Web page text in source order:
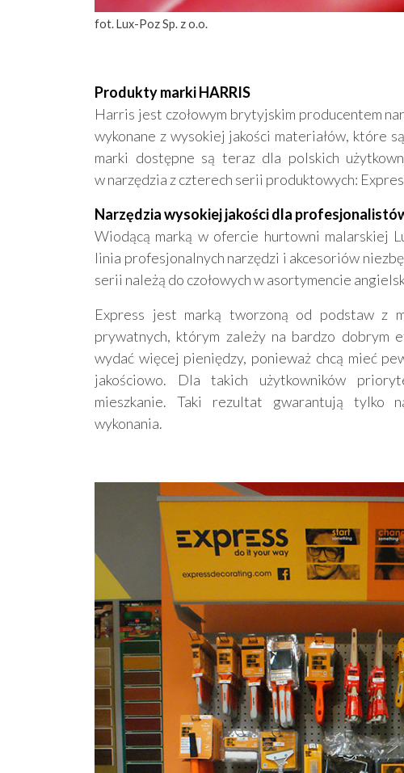
fot. Lux-Poz Sp. z o.o.
Produkty marki HARRIS
Harris jest czołowym brytyjskim producentem
wykonane z wysokiej jakości materiałów, które
marki dostępne są teraz dla polskich
w narzędzia z czterech serii produktowych:
Narzędzia wysokiej jakości dla
Wiodącą marką w ofercie hurtowni malarskiej
linia profesjonalnych narzędzi i akcesoriów
serii należą do czołowych w asortymencie
Express jest marką tworzoną od podstaw z
prywatnych, którym zależy na bardzo dobrym
wydać więcej pieniędzy, ponieważ chcą mieć
jakościowo. Dla takich użytkowników
mieszkanie. Taki rezultat gwarantują tylko
wykonania.